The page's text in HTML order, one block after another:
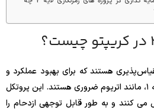
هستند که برای بهبود عملکرد و
مقیاس‌پذیری بلاک‌چین‌های لایه ۱، مانند اتریوم ضروری هستند. این پروتکل
می کنند و به طور قابل توجهی ازدحام را